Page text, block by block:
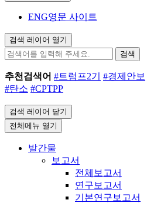
ENG영문 사이트
검색 레이어 열기
검색
추천검색어 #트럼프2기 #경제안보
#탄소 #CPTPP
검색 레이어 닫기
전체메뉴 열기
발간물
보고서
전체보고서
연구보고서
기본연구보고서